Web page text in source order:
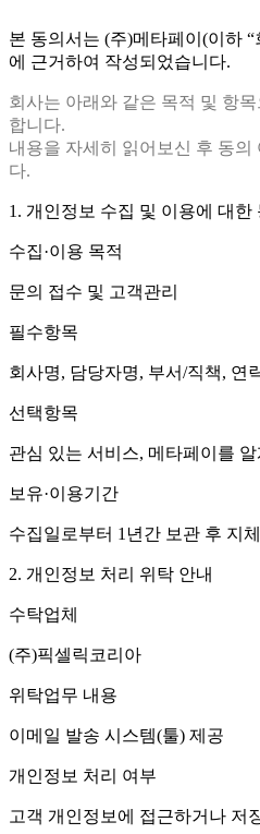
본 동의서는 (주)메타페이(이하
에 근거하여 작성되었습니다.
회사는 아래와 같은 목적 및 항
합니다.
내용을 자세히 읽어보신 후 동의
다.
1. 개인정보 수집 및 이용에 대한
수집·이용 목적
문의 접수 및 고객관리
필수항목
회사명, 담당자명, 부서/직책, 연
선택항목
관심 있는 서비스, 메타페이를 알
보유·이용기간
수집일로부터 1년간 보관 후 지
2. 개인정보 처리 위탁 안내
수탁업체
(주)픽셀릭코리아
위탁업무 내용
이메일 발송 시스템(툴) 제공
개인정보 처리 여부
고객 개인정보에 접근하거나 저